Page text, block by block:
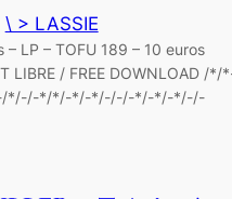
\ > LASSIE
LP – TOFU 189 – 10 euros
LIBRE / FREE DOWNLOAD /*/
*/-/-*/*/-*/-*/-/-/-*/-*/-*/-/-